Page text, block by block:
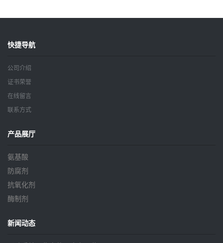
快捷导航
公司介绍
证书荣誉
在线留言
联系方式
产品展厅
氨基酸
防腐剂
抗氧化剂
酶制剂
新闻动态